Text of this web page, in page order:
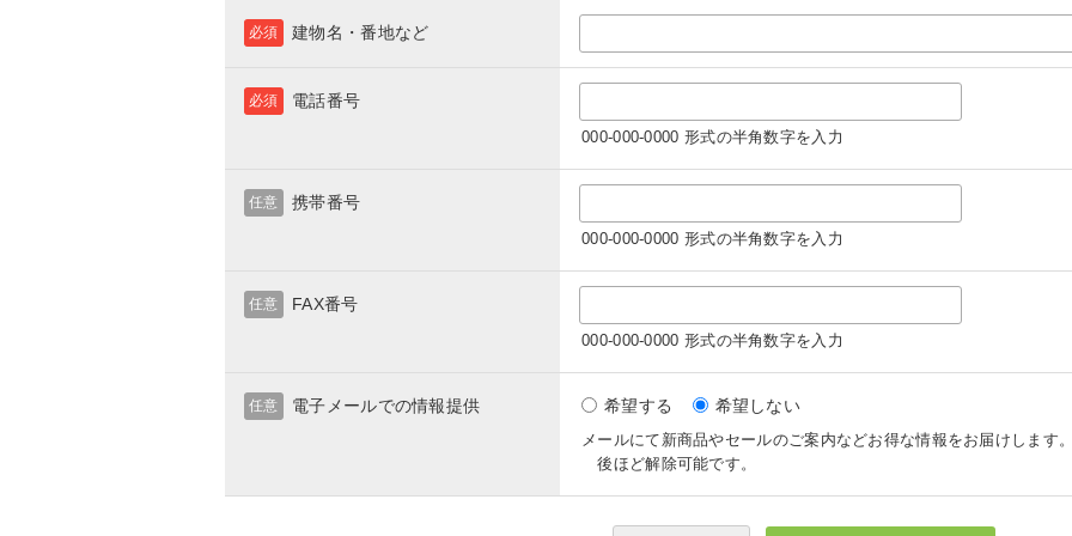
建物名・番地など
必須
電話番号
必須
000-000-0000 形式の半角数字を入力
携帯番号
任意
000-000-0000 形式の半角数字を入力
FAX番号
任意
000-000-0000 形式の半角数字を入力
電子メールでの情報提供
任意 希望する 希望しない
メールにて新商品やセールのご案内などお得な情報をお届けします
後ほど解除可能です。